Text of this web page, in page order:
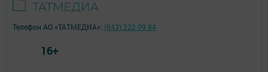
Телефон АО «ТАТМЕДИА»: (843) 222 09 84
16+